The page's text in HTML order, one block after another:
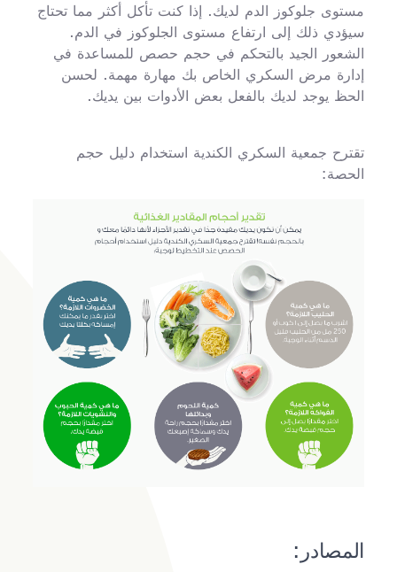
مستوى جلوكوز الدم لديك. إذا كنت تأكل أكثر مما تحتاج
سيؤدي ذلك إلى ارتفاع مستوى الجلوكوز في الدم.
الشعور الجيد بالتحكم في حجم حصص للمساعدة في
إدارة مرض السكري الخاص بك مهارة مهمة. لحسن
الحظ يوجد لديك بالفعل بعض الأدوات بين يديك.
تقترح جمعية السكري الكندية استخدام دليل حجم
الحصة:
المصادر: